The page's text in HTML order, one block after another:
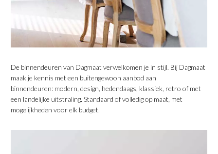
De binnendeuren van Dagmaat verwelkomen je in stijl. Bij Dagmaat
maak je kennis met een buitengewoon aanbod aan
binnendeuren: modern, design, hedendaags, klassiek, retro of met
een landelijke uitstraling. Standaard of volledig op maat, met
mogelijkheden voor elk budget.